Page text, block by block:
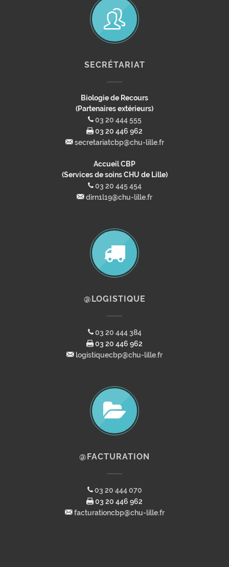
SECRÉTARIAT
Biologie de Recours
(Partenaires extérieurs)
03 20 444 555
03 20 446 962
secretariatcbp@chu-lille.fr
Accueil CBP
(Services de soins CHU de Lille)
03 20 445 454
dirn1l19@chu-lille.fr
@LOGISTIQUE
03 20 444 384
03 20 446 962
logistiquecbp@chu-lille.fr
@FACTURATION
03 20 444 070
03 20 446 962
facturationcbp@chu-lille.fr